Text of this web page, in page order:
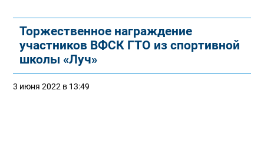
Торжественное награждение
участников ВФСК ГТО из спортивной
школы «Луч»
3 июня 2022 в 13:49